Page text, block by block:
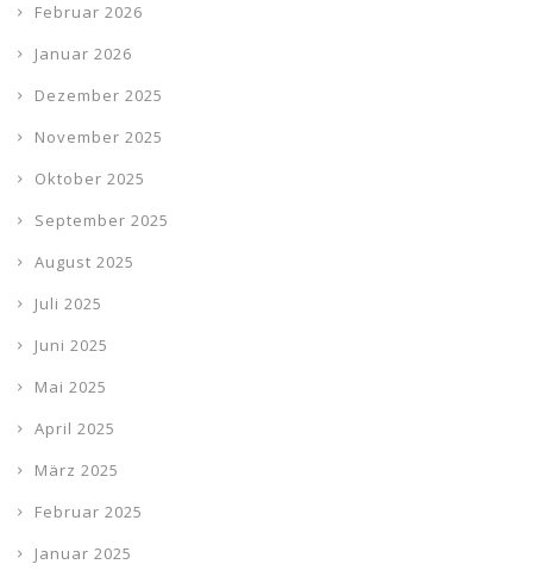
Februar 2026
Januar 2026
Dezember 2025
November 2025
Oktober 2025
September 2025
August 2025
Juli 2025
Juni 2025
Mai 2025
April 2025
März 2025
Februar 2025
Januar 2025